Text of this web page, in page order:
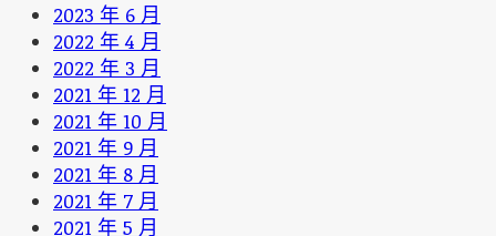
2023 年 6 月
2022 年 4 月
2022 年 3 月
2021 年 12 月
2021 年 10 月
2021 年 9 月
2021 年 8 月
2021 年 7 月
2021 年 5 月